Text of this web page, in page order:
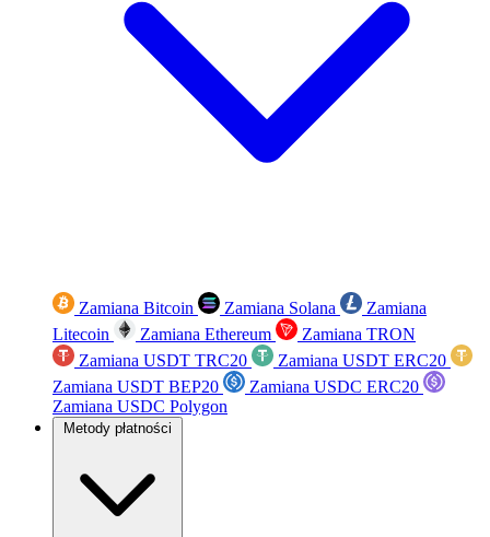
Zamiana Bitcoin Zamiana Solana
Zamiana
Litecoin
Zamiana Ethereum
Zamiana TRON
Zamiana USDT TRC20
Zamiana USDT ERC20
Zamiana USDT BEP20
Zamiana USDC ERC20
Zamiana USDC Polygon
Metody płatności